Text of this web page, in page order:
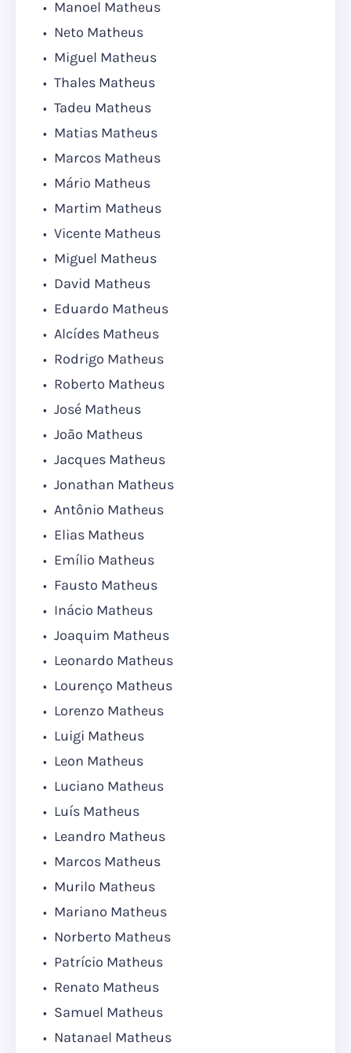
Manoel Matheus
Neto Matheus
Miguel Matheus
Thales Matheus
Tadeu Matheus
Matias Matheus
Marcos Matheus
Mário Matheus
Martim Matheus
Vicente Matheus
Miguel Matheus
David Matheus
Eduardo Matheus
Alcídes Matheus
Rodrigo Matheus
Roberto Matheus
José Matheus
João Matheus
Jacques Matheus
Jonathan Matheus
Antônio Matheus
Elias Matheus
Emílio Matheus
Fausto Matheus
Inácio Matheus
Joaquim Matheus
Leonardo Matheus
Lourenço Matheus
Lorenzo Matheus
Luigi Matheus
Leon Matheus
Luciano Matheus
Luís Matheus
Leandro Matheus
Marcos Matheus
Murilo Matheus
Mariano Matheus
Norberto Matheus
Patrício Matheus
Renato Matheus
Samuel Matheus
Natanael Matheus